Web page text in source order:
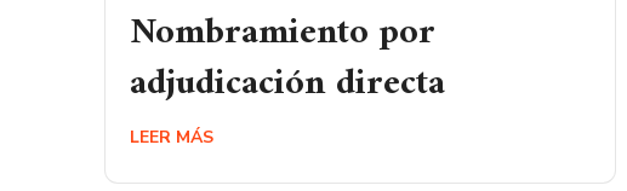
Nombramiento por
adjudicación directa
LEER MÁS